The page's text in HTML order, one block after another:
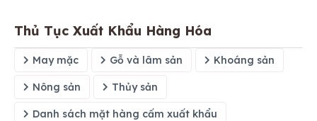
Thủ Tục Xuất Khẩu Hàng Hóa
May mặc Gỗ và lâm sản Khoáng sản
Nông sản Thủy sản
Danh sách mặt hàng cấm xuất khẩu